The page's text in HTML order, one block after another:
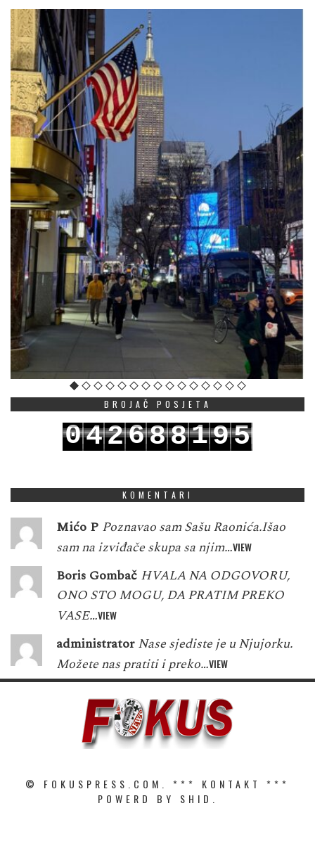
BROJAČ POSJETA
042688195
KOMENTARI
Mićo P Poznavao sam Sašu Raonića.Išao
sam na izviđače skupa sa njim…VIEW
Boris Gombač HVALA NA ODGOVORU,
ONO STO MOGU, DA PRATIM PREKO
VASE…VIEW
administrator Nase sjediste je u Njujorku.
Možete nas pratiti i preko…VIEW
© FOKUSPRESS.COM. *** KONTAKT
***
POWERD BY SHID.